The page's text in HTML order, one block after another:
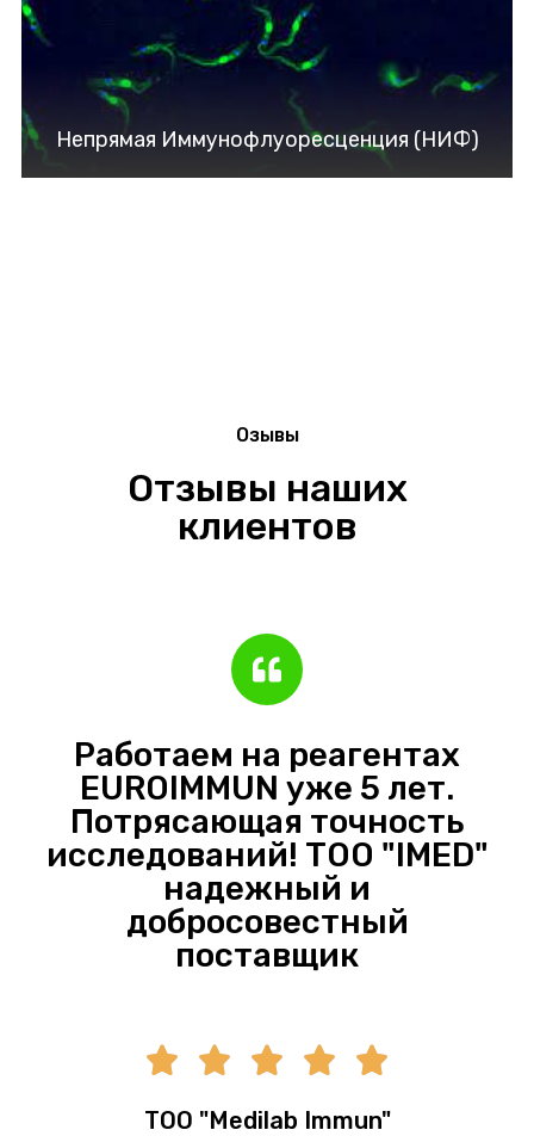
Непрямая Иммунофлуоресценция (НИФ)
Озывы
Отзывы наших
клиентов
Работаем на реагентах
EUROIMMUN уже 5 лет.
Потрясающая точность
исследований! ТОО "IMED"
надежный и
добросовестный
поставщик
    
ТОО "Medilab Immun"